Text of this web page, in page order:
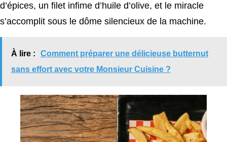
d’épices, un filet infime d’huile d’olive, et le miracle
s’accomplit sous le dôme silencieux de la machine.
À lire :
Comment préparer une délicieuse butternut
sans effort avec votre Monsieur Cuisine ?